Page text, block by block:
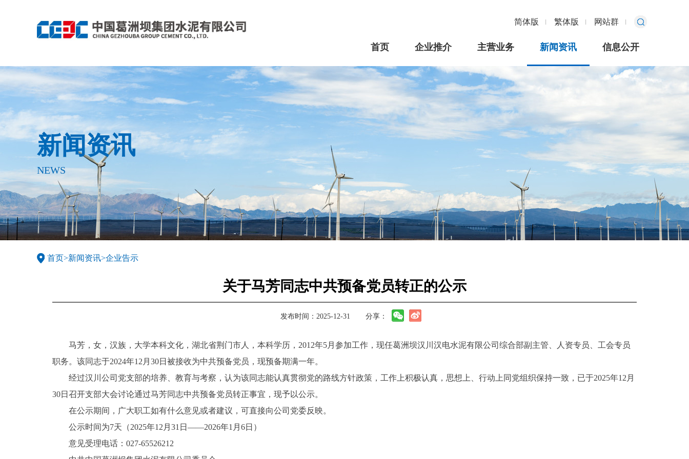
简体版 繁体版 网站群
首页 企业推介 主营业务 新闻资讯 信息公开
新闻资讯
NEWS
首页>新闻资讯>企业告示
关于马芳同志中共预备党员转正的公示
发布时间：2025-12-31 分享：
马芳，女，汉族，大学本科文化，湖北省荆门市人，本科学历，2012年5月参加工作，现任葛洲坝汉川汉电水泥有限公司综合部副主管、人资专员、工会专员
职务。该同志于2024年12月30日被接收为中共预备党员，现预备期满一年。
经过汉川公司党支部的培养、教育与考察，认为该同志能认真贯彻党的路线方针政策，工作上积极认真，思想上、行动上同党组织保持一致，已于2025年12月
30日召开支部大会讨论通过马芳同志中共预备党员转正事宜，现予以公示。
在公示期间，广大职工如有什么意见或者建议，可直接向公司党委反映。
公示时间为7天（2025年12月31日——2026年1月6日）
意见受理电话：027-65526212